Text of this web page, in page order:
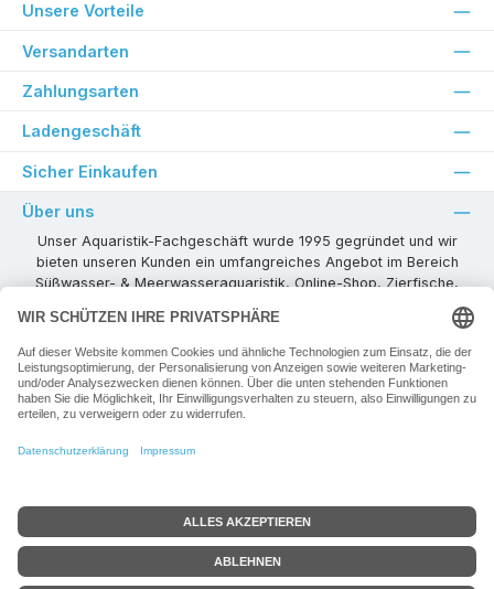
Unsere Vorteile
Versandarten
Zahlungsarten
Ladengeschäft
Sicher Einkaufen
Über uns
Unser Aquaristik-Fachgeschäft wurde 1995 gegründet und wir
bieten unseren Kunden ein umfangreiches Angebot im Bereich
Süßwasser- & Meerwasseraquaristik, Online-Shop, Zierfische,
Pflanzen, Aquarienkombinationen, Technikzubehör usw. ! Als
kompetenter Aquaristik-Fachhandelspartner stehen wir Ihnen für
alle Ihre Projekte und Einrichtungs- oder Besatzwünsche zur
Verfügung!
Besuchen Sie uns in unseren Räumlichkeiten oder senden Sie uns
Vertrag widerrufen
Alle Preise inkl. gesetzl. Mehrwertsteuer zzgl.Versandkosten+ ggf. zzgl.